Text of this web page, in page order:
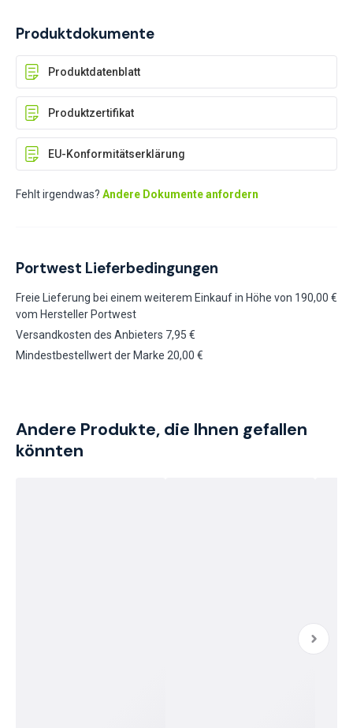
Produktdokumente
Produktdatenblatt
Produktzertifikat
EU-Konformitätserklärung
Fehlt irgendwas? Andere Dokumente anfordern
Portwest Lieferbedingungen
Freie Lieferung bei einem weiterem Einkauf in Höhe von 190,00 €
vom Hersteller Portwest
Versandkosten des Anbieters 7,95 €
Mindestbestellwert der Marke 20,00 €
Andere Produkte, die Ihnen gefallen
könnten